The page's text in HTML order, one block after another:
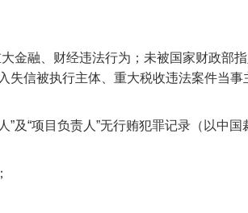
金融、财经违法行为；未被国家财政部
失信被执行主体、重大税收违法案件当
”及“项目负责人”无行贿犯罪记录（以中